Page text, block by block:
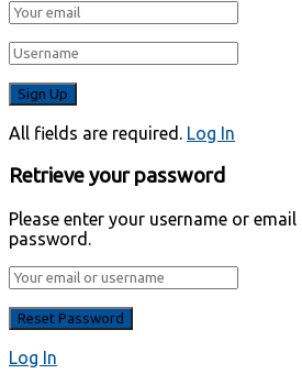
All fields are required. Log In
Retrieve your password
Please enter your username or
password.
Log In